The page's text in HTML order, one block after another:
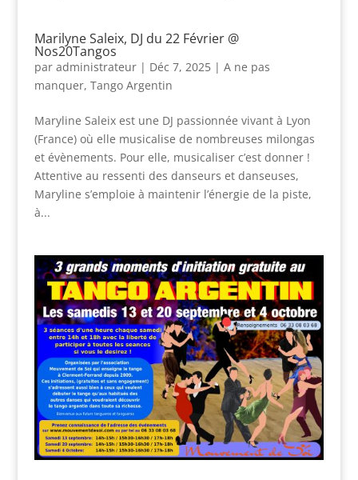
Marilyne Saleix, DJ du 22 Février @
Nos20Tangos
par administrateur| Déc 7, 2025| A ne pas
manquer, Tango Argentin
Maryline Saleix est une DJ passionnée vivant à Lyon
(France) où elle musicalise de nombreuses milongas
et évènements. Pour elle, musicaliser c’est donner !
Attentive au ressenti des danseurs et danseuses,
Maryline s’emploie à maintenir l’énergie de la piste,
à...